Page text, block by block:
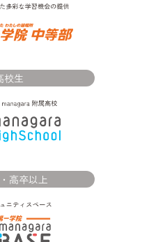
校生
高卒以上